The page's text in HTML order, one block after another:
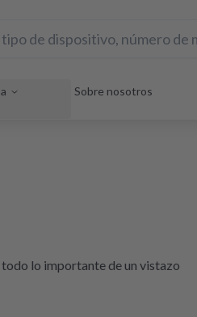
Sobre nosotros
lo importante de un vistazo